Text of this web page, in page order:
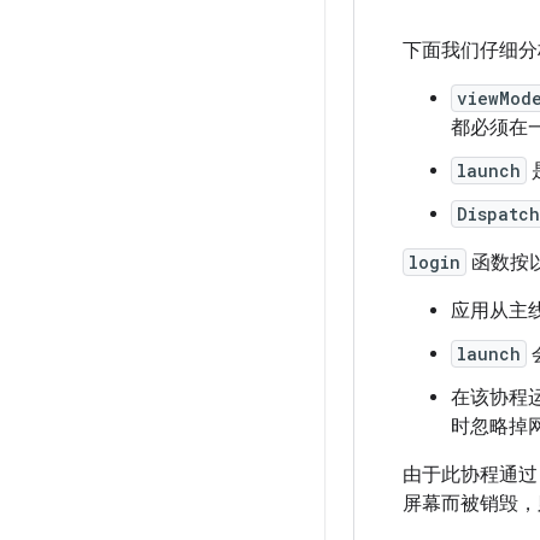
下面我们仔细
都必须在
launch
login 函数按
应用从主
launch
在该协程
时忽略掉
由于此协程通
屏幕而被销毁